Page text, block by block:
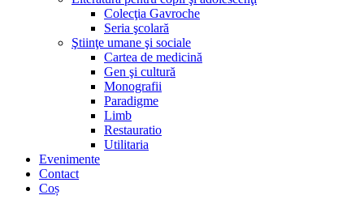
Colecţia Gavroche
Seria şcolară
Ştiinţe umane şi sociale
Cartea de medicină
Gen şi cultură
Monografii
Paradigme
Limb
Restauratio
Utilitaria
Evenimente
Contact
Coș